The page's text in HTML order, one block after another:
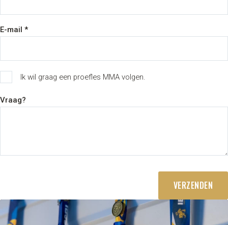
BJJ
Ontmoet de trainers
Lesrooster
Gratis proeflessen
Fitness
E-mail *
Ik wil graag een proefles MMA volgen.
Vraag?
VERZENDEN